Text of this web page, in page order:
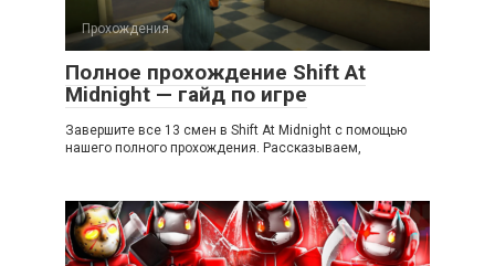
Прохождения
Полное прохождение Shift At
Midnight — гайд по игре
Завершите все 13 смен в Shift At Midnight с помощью
нашего полного прохождения. Рассказываем,